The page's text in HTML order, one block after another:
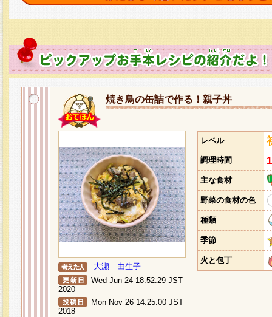
焼き鳥の缶詰で作る！親子丼
大瀬 由生子
Wed Jun 24 18:52:29 JST
2020
Mon Nov 26 14:25:00 JST
2018
レベル
調理時間
主な食材
野菜の食材の色
種類
季節
火と包丁